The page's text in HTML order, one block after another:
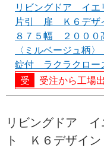
リビングドア イエ
片引 扉 Ｋ６デザ
８７５幅 ２００
〈ミルベージュ柄
錠付 ラクラクロー
受注から工場
リビングドア
ト Ｋ６デザイ